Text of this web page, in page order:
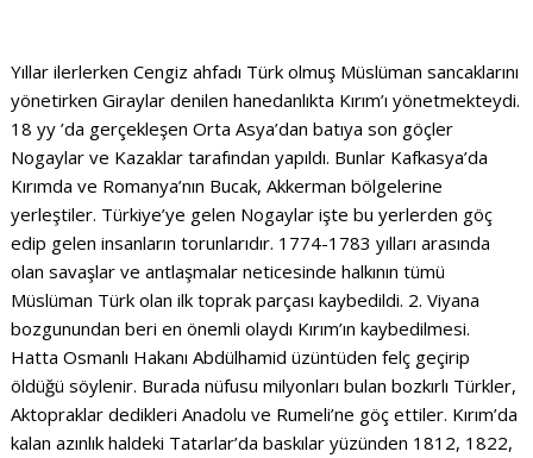
Yıllar ilerlerken Cengiz ahfadı Türk olmuş Müslüman sancaklarını
yönetirken Giraylar denilen hanedanlıkta Kırım’ı yönetmekteydi.
18 yy ’da gerçekleşen Orta Asya’dan batıya son göçler
Nogaylar ve Kazaklar tarafından yapıldı. Bunlar Kafkasya’da
Kırımda ve Romanya’nın Bucak, Akkerman bölgelerine
yerleştiler. Türkiye’ye gelen Nogaylar işte bu yerlerden göç
edip gelen insanların torunlarıdır. 1774-1783 yılları arasında
olan savaşlar ve antlaşmalar neticesinde halkının tümü
Müslüman Türk olan ilk toprak parçası kaybedildi. 2. Viyana
bozgunundan beri en önemli olaydı Kırım’ın kaybedilmesi.
Hatta Osmanlı Hakanı Abdülhamid üzüntüden felç geçirip
öldüğü söylenir. Burada nüfusu milyonları bulan bozkırlı Türkler,
Aktopraklar dedikleri Anadolu ve Rumeli’ne göç ettiler. Kırım’da
kalan azınlık haldeki Tatarlar’da baskılar yüzünden 1812, 1822,